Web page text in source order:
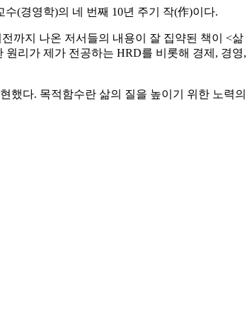
(경영학)의 네 번째 10년 주기 작(作)이다.
까지 나온 저서들의 내용이 잘 집약된 책이 <삶
리가 제가 전공하는 HRD를 비롯해 경제, 경영,
했다. 목적함수란 삶의 질을 높이기 위한 노력의